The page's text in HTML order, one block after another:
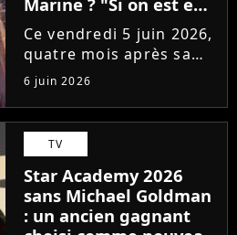
compétition..."
Ce vendredi 5 juin 2026,
quatre mois après sa
victoire à la Star
Academy, Ambre a
dévoilé J'me demande,
son premier single. Une
chanson arrivée
tardivement vis-à-vis
des carrières...
6 juin 2026
TV
Star Academy 2026
sans Michael Goldman
: un ancien gagnant